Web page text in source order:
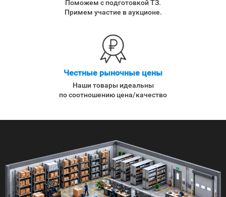
Поможем с подготовкой ТЗ.
Примем участие в аукционе.
Честные рыночные цены
Наши товары идеальны
по соотношению цена/качество